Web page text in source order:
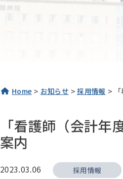
Home > お知らせ > 採用情報 >
「看護師（会計
案内
2023.03.06 採用情報